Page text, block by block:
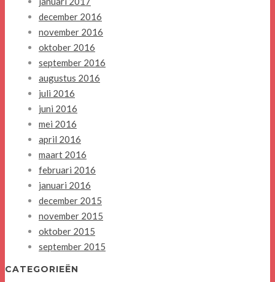
december 2016
november 2016
oktober 2016
september 2016
augustus 2016
juli 2016
juni 2016
mei 2016
april 2016
maart 2016
februari 2016
januari 2016
december 2015
november 2015
oktober 2015
september 2015
CATEGORIEËN